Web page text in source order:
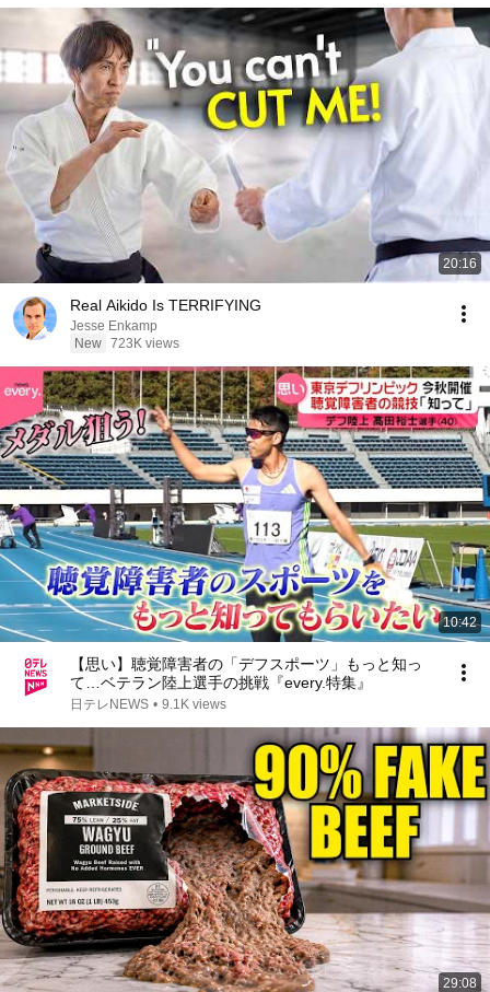
20:16
Real Aikido Is TERRIFYING
Jesse Enkamp
New 723K views
10:42
【思い】聴覚障害者の「デフスポーツ」もっと知っ
て…ベテラン陸上選手の挑戦『every.特集』
日テレNEWS • 9.1K views
29:08